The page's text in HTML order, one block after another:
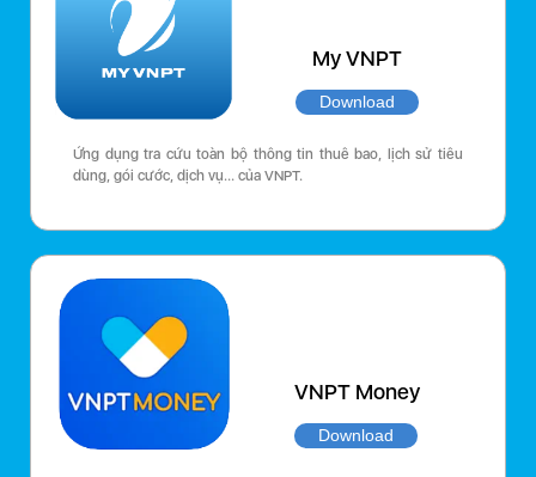
My VNPT
Download
Ứng dụng tra cứu toàn bộ thông tin thuê bao, lịch sử tiêu
dùng, gói cước, dịch vụ… của VNPT.
VNPT Money
Download